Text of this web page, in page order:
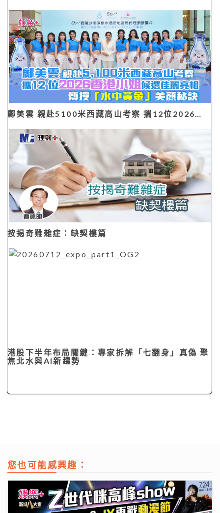
鄺美雲 親赴5100米西藏高山考察 攜12位2026…
按揭奇難雜症：缺契樓篇
港股下半年布局關鍵：專家拆解「七翻身」真偽 聚
焦北水與AI新趨勢
您也可能感興趣：